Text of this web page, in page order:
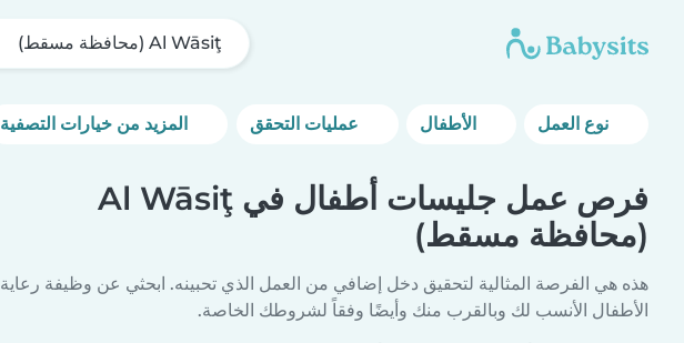
Al Wāsiţ (محافظة مسقط)
الأطفال
فرص عمل جليسات أطفال في Al Wāsiţ
(محافظة مسقط)
هذه هي الفرصة المثالية لتحقيق دخل إضافي من العمل الذي تحبينه. ابحثي عن وظيفة رعاية
الأطفال الأنسب لك وبالقرب منك وأيضًا وفقاً لشروطك الخاصة.